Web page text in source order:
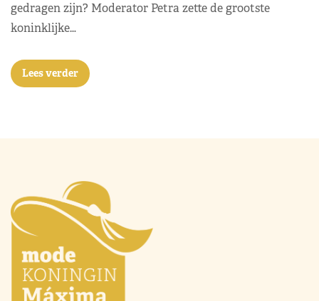
gedragen zijn? Moderator Petra zette de grootste
koninklijke…
Lees verder